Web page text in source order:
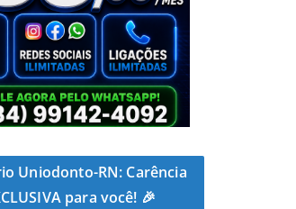
Uniodonto-RN: Carência
para você! 🎉